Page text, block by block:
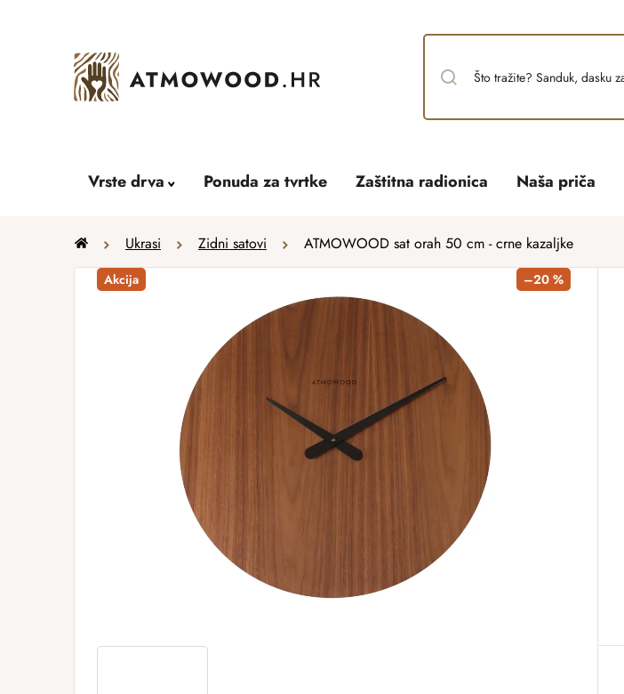
Vrste drva Ponuda za tvrtke Zaštitna radionica Naša priča
Home Ukrasi Zidni satovi ATMOWOOD sat orah 50 cm - crne kazaljke
Akcija –20 %